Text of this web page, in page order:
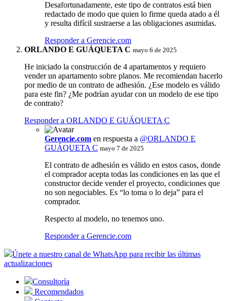
Desafortunadamente, este tipo de contratos está bien
redactado de modo que quien lo firme queda atado a él
y resulta difícil sustraerse a las obligaciones asumidas.
Responder a Gerencie.com
ORLANDO E GUÁQUETA C mayo 6 de 2025
He iniciado la construcción de 4 apartamentos y requiero
vender un apartamento sobre planos. Me recomiendan hacerlo
por medio de un contrato de adhesión. ¿Ese modelo es válido
para este fin? ¿Me podrían ayudar con un modelo de ese tipo
de contrato?
Responder a ORLANDO E GUÁQUETA C
Gerencie.com en respuesta a @ORLANDO E
GUÁQUETA C mayo 7 de 2025
El contrato de adhesión es válido en estos casos, donde
el comprador acepta todas las condiciones en las que el
constructor decide vender el proyecto, condiciones que
no son negociables. Es “lo toma o lo deja” para el
comprador.
Respecto al modelo, no tenemos uno.
Responder a Gerencie.com
Únete a nuestro canal de WhatsApp para recibir las últimas
actualizaciones
Consultoría
Recomendados